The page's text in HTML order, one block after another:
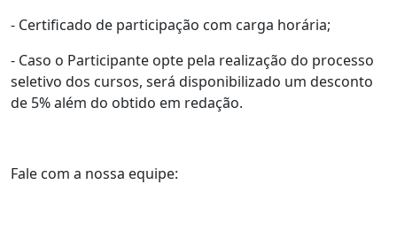
- Certificado de participação com carga horária;
- Caso o Participante opte pela realização do processo
seletivo dos cursos, será disponibilizado um desconto
de 5% além do obtido em redação.
Fale com a nossa equipe: